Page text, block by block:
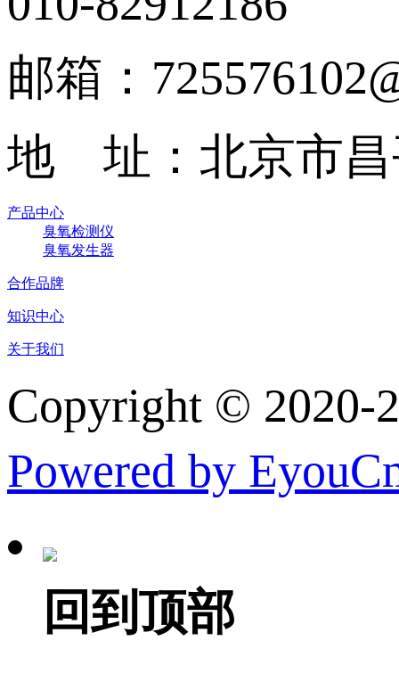
邮箱：
地 址：北京市昌
产品中心
臭氧检测仪
臭氧发生器
合作品牌
知识中心
关于我们
Copyright ©
Powered by
回到顶部